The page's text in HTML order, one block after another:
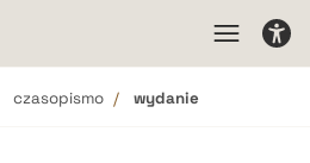
czasopismo wydanie